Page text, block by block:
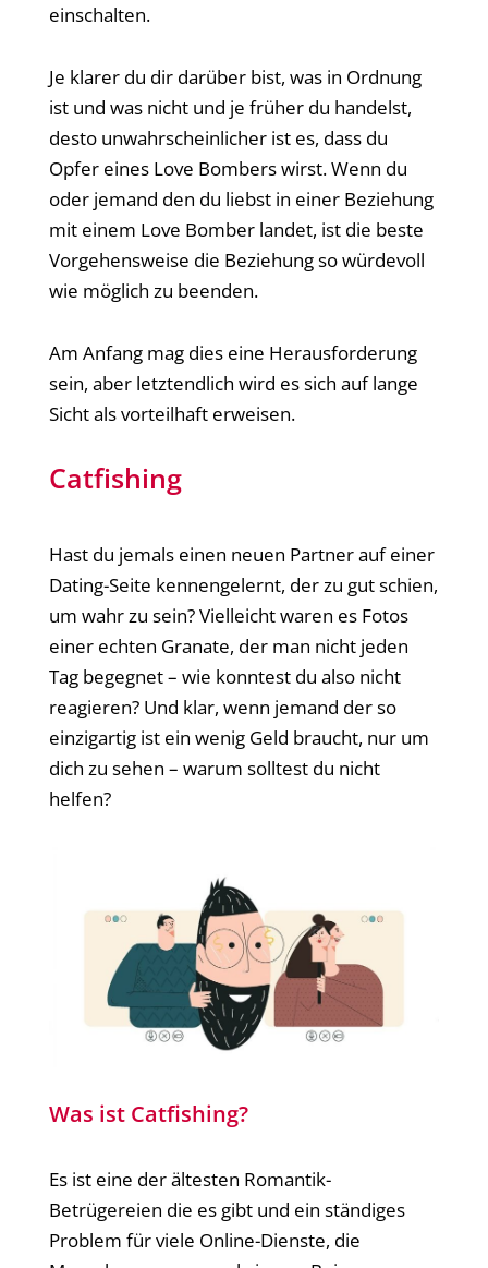
einschalten.
Je klarer du dir darüber bist, was in Ordnung
ist und was nicht und je früher du handelst,
desto unwahrscheinlicher ist es, dass du
Opfer eines Love Bombers wirst. Wenn du
oder jemand den du liebst in einer Beziehung
mit einem Love Bomber landet, ist die beste
Vorgehensweise die Beziehung so würdevoll
wie möglich zu beenden.
Am Anfang mag dies eine Herausforderung
sein, aber letztendlich wird es sich auf lange
Sicht als vorteilhaft erweisen.
Catfishing
Hast du jemals einen neuen Partner auf einer
Dating-Seite kennengelernt, der zu gut schien,
um wahr zu sein? Vielleicht waren es Fotos
einer echten Granate, der man nicht jeden
Tag begegnet – wie konntest du also nicht
reagieren? Und klar, wenn jemand der so
einzigartig ist ein wenig Geld braucht, nur um
dich zu sehen – warum solltest du nicht
helfen?
Was ist Catfishing?
Es ist eine der ältesten Romantik-
Betrügereien die es gibt und ein ständiges
Problem für viele Online-Dienste, die